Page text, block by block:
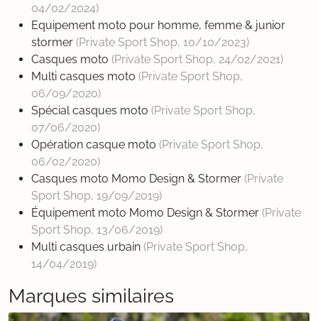
04/02/2024)
Equipement moto pour homme, femme & junior
stormer (Private Sport Shop, 10/10/2023)
Casques moto (Private Sport Shop, 24/02/2021)
Multi casques moto (Private Sport Shop,
06/09/2020)
Spécial casques moto (Private Sport Shop,
07/06/2020)
Opération casque moto (Private Sport Shop,
06/02/2020)
Casques moto Momo Design & Stormer (Private
Sport Shop, 19/09/2019)
Équipement moto Momo Design & Stormer (Private
Sport Shop, 13/06/2019)
Multi casques urbain (Private Sport Shop,
14/04/2019)
Marques similaires